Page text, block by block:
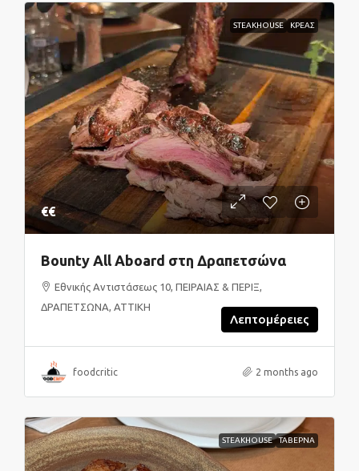
STEAKHOUSE ΚΡΕΑΣ
€€
Bounty All Aboard στη Δραπετσώνα
Εθνικής Αντιστάσεως 10, ΠΕΙΡΑΙΑΣ & ΠΕΡΙΞ,
ΔΡΑΠΕΤΣΩΝΑ, ΑΤΤΙΚΗ
Λεπτομέρειες
foodcritic 2 months ago
STEAKHOUSE ΤΑΒΕΡΝΑ